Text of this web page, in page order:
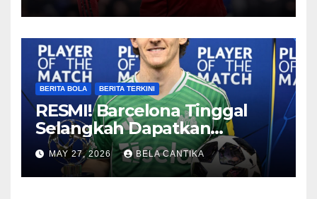
BERITA BOLA BERITA TERKINI
RESMI! Barcelona Tinggal
Selangkah Dapatkan
Anthony Gordon
MAY 27, 2026 BELA CANTIKA